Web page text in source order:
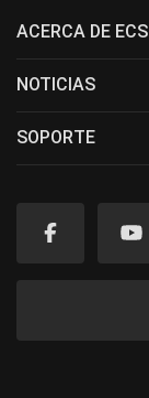
ACERCA DE ECS
NOTICIAS
SOPORTE